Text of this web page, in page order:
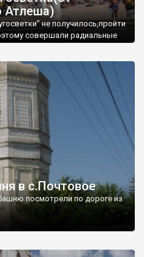
Атлеша)
не получилось,пройти
совершали радиальные
в с.Почтовое
посмотрели по дороге из